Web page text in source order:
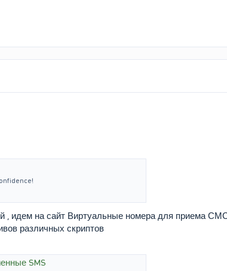
, идем на сайт Виртуальные номера для приема СМС
различных скриптов
SMS